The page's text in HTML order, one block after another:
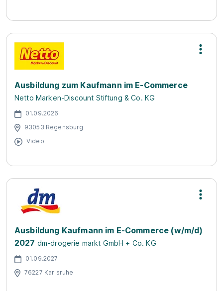
Ausbildung zum Kaufmann im E-Commerce
Netto Marken-Discount Stiftung & Co. KG
01.09.2026
93053 Regensburg
Video
Ausbildung Kaufmann im E-Commerce (w/m/d)
2027 dm-drogerie markt GmbH + Co. KG
01.09.2027
76227 Karlsruhe